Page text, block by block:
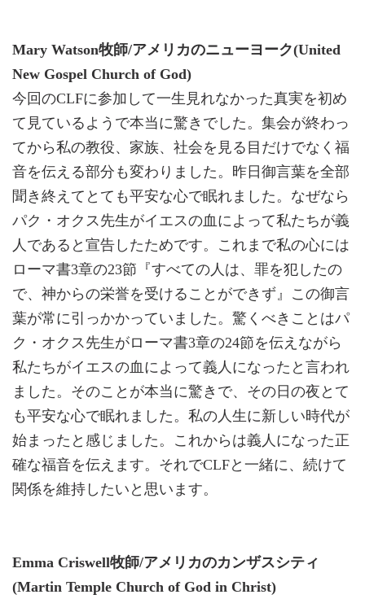
Mary Watson牧師/アメリカのニューヨーク(United
New Gospel Church of God)
今回のCLFに参加して一生見れなかった真実を初め
て見ているようで本当に驚きでした。集会が終わっ
てから私の教役、家族、社会を見る目だけでなく福
音を伝える部分も変わりました。昨日御言葉を全部
聞き終えてとても平安な心で眠れました。なぜなら
パク・オクス先生がイエスの血によって私たちが義
人であると宣告したためです。これまで私の心には
ローマ書3章の23節『すべての人は、罪を犯したの
で、神からの栄誉を受けることができず』この御言
葉が常に引っかかっていました。驚くべきことはパ
ク・オクス先生がローマ書3章の24節を伝えながら
私たちがイエスの血によって義人になったと言われ
ました。そのことが本当に驚きで、その日の夜とて
も平安な心で眠れました。私の人生に新しい時代が
始まったと感じました。これからは義人になった正
確な福音を伝えます。それでCLFと一緒に、続けて
関係を維持したいと思います。
Emma Criswell牧師/アメリカのカンザスシティ
(Martin Temple Church of God in Christ)